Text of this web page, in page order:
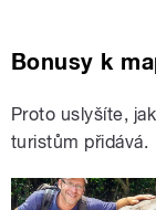
Bonusy k
Proto uslyšíte,
turistům přidává.